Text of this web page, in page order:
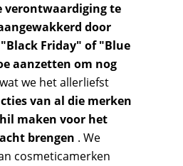
verontwaardiging te
door
Friday" of "Blue
aanzetten om nog
we het allerliefst
van al die merken
maken voor het
brengen . We
cosmeticamerken